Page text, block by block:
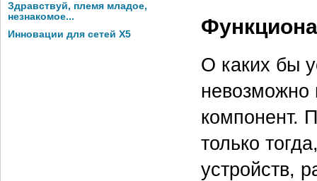
Здравствуй, племя младое,
незнакомое...
Инновации для сетей X5
О каких бы
невозможно
компонент.
только
устройств,